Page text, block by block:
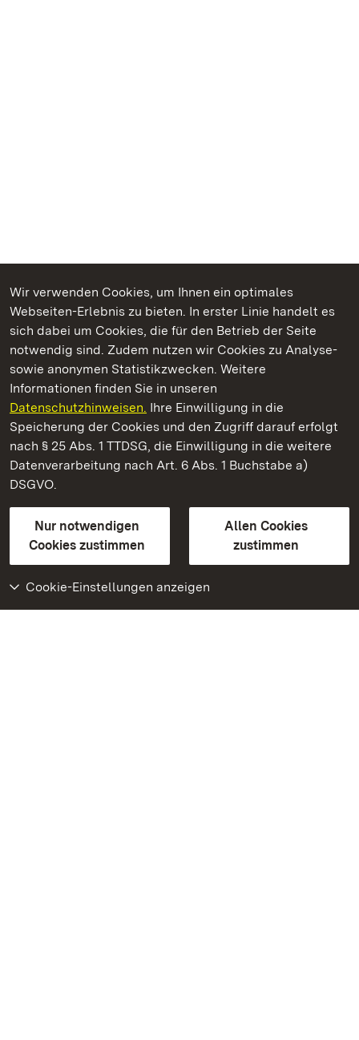
Wir verwenden Cookies, um Ihnen ein optimales
Webseiten-Erlebnis zu bieten. In erster Linie handelt es
sich dabei um Cookies, die für den Betrieb der Seite
notwendig sind. Zudem nutzen wir Cookies zu Analyse-
sowie anonymen Statistikzwecken. Weitere
Informationen finden Sie in unseren
Datenschutzhinweisen. Ihre Einwilligung in die
Speicherung der Cookies und den Zugriff darauf erfolgt
nach § 25 Abs. 1 TTDSG, die Einwilligung in die weitere
Datenverarbeitung nach Art. 6 Abs. 1 Buchstabe a)
DSGVO.
Nur notwendigen
Cookies zustimmen
Allen Cookies
zustimmen
Cookie-Einstellungen anzeigen
Kommen. Staunen. Genießen.
Staatliche Schlösser und Gärten Baden‑Württemberg
Staatliche Schlösser und Gärten Baden-Württemberg
Kontakt
GebärdenspracheLeichte Sprache
Erklärung zur Barrierefreiheit
BITV-konform (geprüfte Seiten)
Weiteres